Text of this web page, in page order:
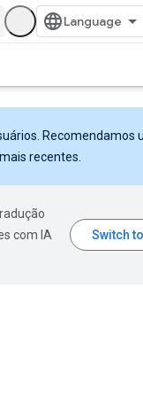
Recomendamos
recentes.
com IA